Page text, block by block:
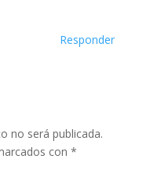
Responder
no será publicada.
con *